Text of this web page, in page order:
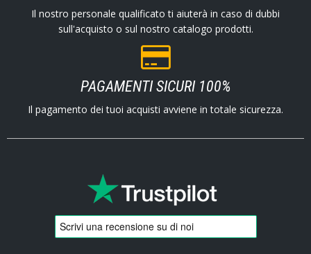
Il nostro personale qualificato ti aiuterà in caso di dubbi
sull'acquisto o sul nostro catalogo prodotti.
PAGAMENTI SICURI 100%
Il pagamento dei tuoi acquisti avviene in totale sicurezza.